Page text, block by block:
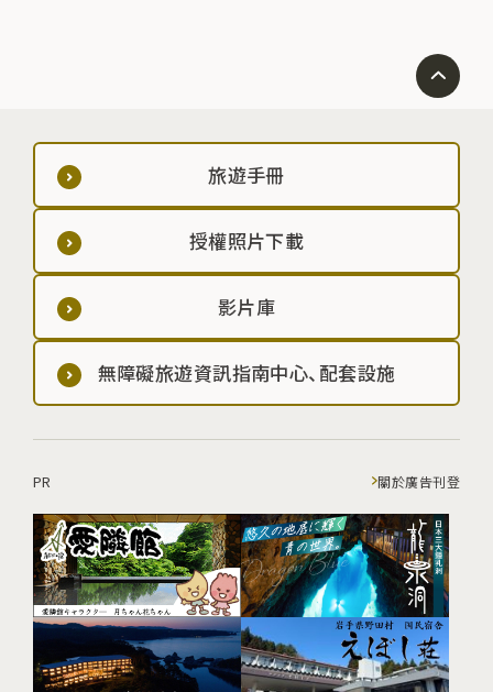
旅遊手冊
授權照片下載
影片庫
無障礙旅遊資訊指南中心、配套設施
PR 關於廣告刊登